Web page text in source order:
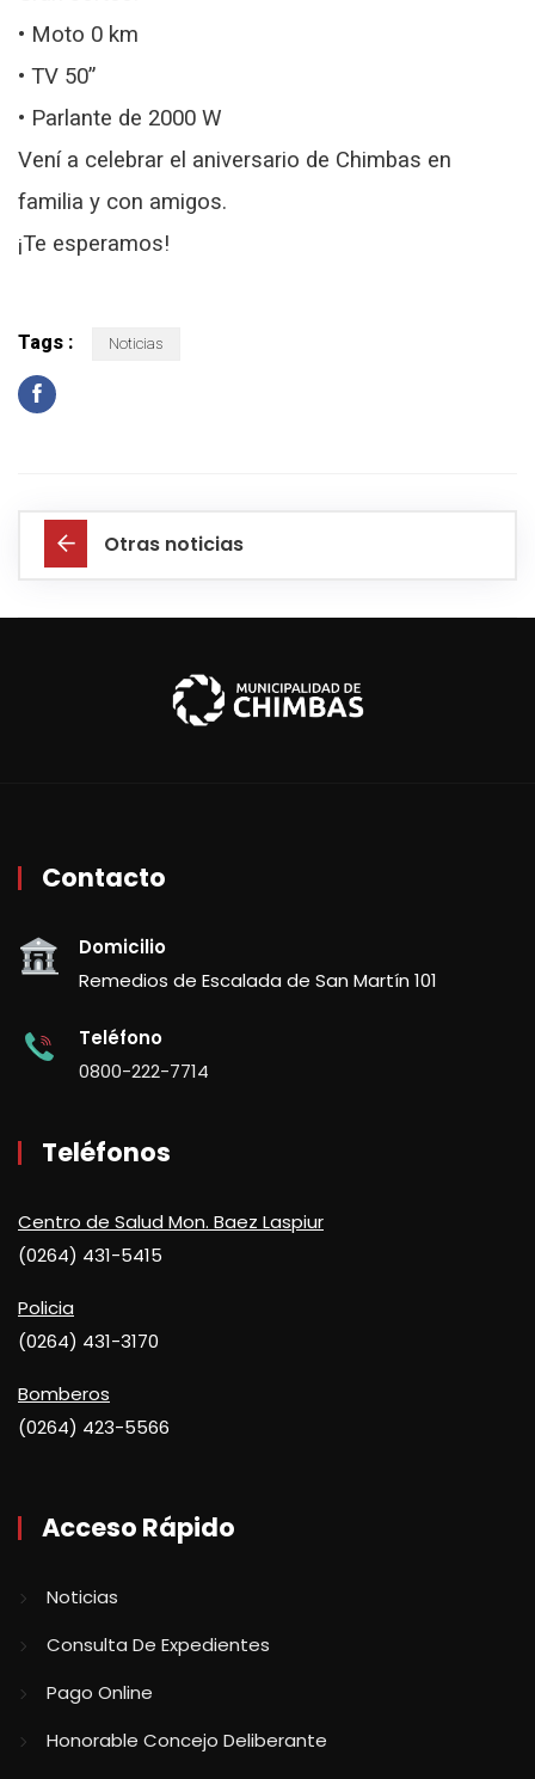
• Moto 0 km
• TV 50”
• Parlante de 2000 W
Vení a celebrar el aniversario de Chimbas en
familia y con amigos.
¡Te esperamos!
Tags : Noticias
Otras noticias
Contacto
Domicilio
Remedios de Escalada de San Martín 101
Teléfono
0800-222-7714
Teléfonos
Centro de Salud Mon. Baez Laspiur
(0264) 431-5415
Policia
(0264) 431-3170
Bomberos
(0264) 423-5566
Acceso Rápido
Noticias
Consulta De Expedientes
Pago Online
Honorable Concejo Deliberante